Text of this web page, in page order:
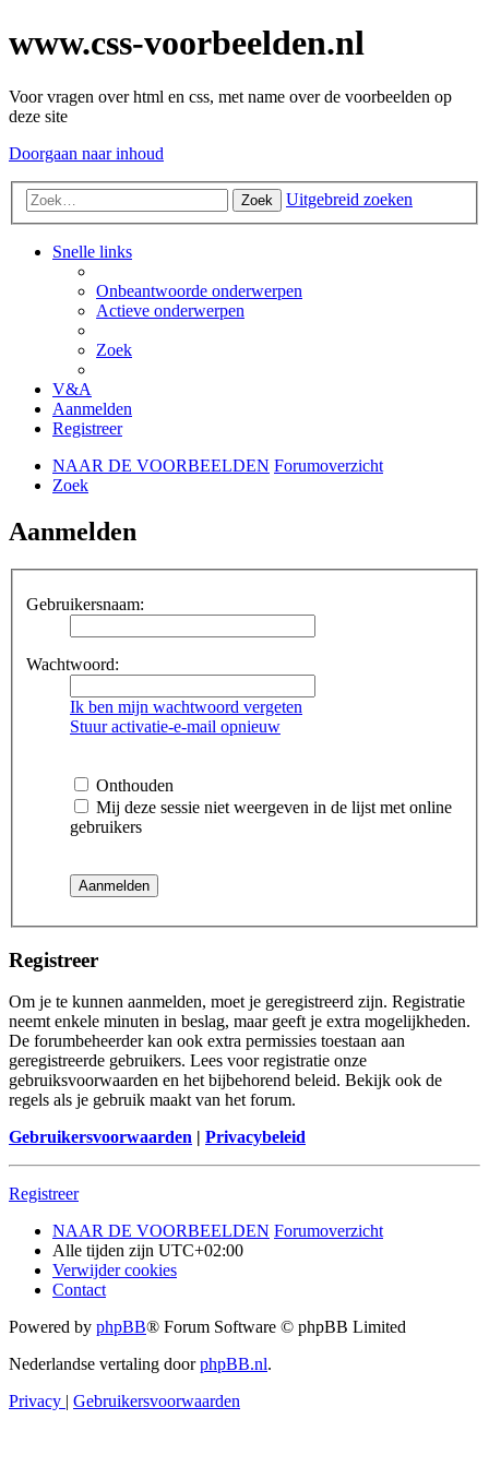
www.css-voorbeelden.nl
Voor vragen over html en css, met name over de voorbeelden op
deze site
Doorgaan naar inhoud
Zoek Uitgebreid zoeken
Snelle links
Onbeantwoorde onderwerpen
Actieve onderwerpen
Zoek
V&A
Aanmelden
Registreer
NAAR DE VOORBEELDEN Forumoverzicht
Zoek
Aanmelden
Gebruikersnaam:
Wachtwoord:
Ik ben mijn wachtwoord vergeten
Stuur activatie-e-mail opnieuw
Onthouden
Mij deze sessie niet weergeven in de lijst met online
gebruikers
Registreer
Om je te kunnen aanmelden, moet je geregistreerd zijn. Registratie
neemt enkele minuten in beslag, maar geeft je extra mogelijkheden.
De forumbeheerder kan ook extra permissies toestaan aan
geregistreerde gebruikers. Lees voor registratie onze
gebruiksvoorwaarden en het bijbehorend beleid. Bekijk ook de
regels als je gebruik maakt van het forum.
Gebruikersvoorwaarden | Privacybeleid
Registreer
NAAR DE VOORBEELDEN Forumoverzicht
Alle tijden zijn UTC+02:00
Verwijder cookies
Contact
Powered by phpBB® Forum Software © phpBB Limited
Nederlandse vertaling doorphpBB.nl.
Privacy | Gebruikersvoorwaarden